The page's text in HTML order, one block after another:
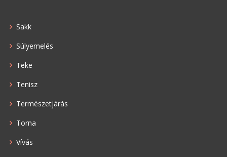
Sakk
Súlyemelés
Teke
Tenisz
Természetjárás
Torna
Vívás